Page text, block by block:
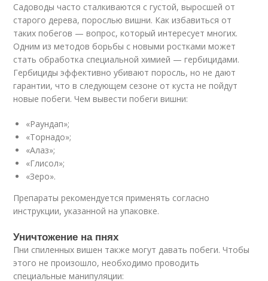
Садоводы часто сталкиваются с густой, выросшей от
старого дерева, порослью вишни. Как избавиться от
таких побегов — вопрос, который интересует многих.
Одним из методов борьбы с новыми ростками может
стать обработка специальной химией — гербицидами.
Гербициды эффективно убивают поросль, но не дают
гарантии, что в следующем сезоне от куста не пойдут
новые побеги. Чем вывести побеги вишни:
«Раундап»;
«Торнадо»;
«Алаз»;
«Глисол»;
«Зеро».
Препараты рекомендуется применять согласно
инструкции, указанной на упаковке.
Уничтожение на пнях
Пни спиленных вишен также могут давать побеги. Чтобы
этого не произошло, необходимо проводить
специальные манипуляции: